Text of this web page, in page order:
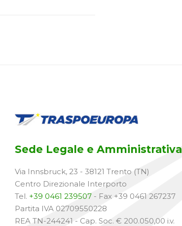
Sede Legale e Amministrativa
Via Innsbruck, 23 - 38121 Trento (TN)
Centro Direzionale Interporto
Tel. +39 0461 239507 - Fax +39 0461 267237
Partita IVA 02709550228
REA TN-244241 - Cap. Soc. € 200.050,00 i.v.